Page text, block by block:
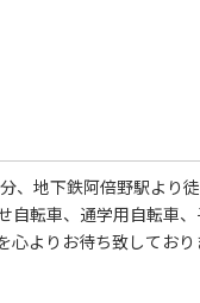
、地下鉄阿倍野駅より
自転車、通学用自転車
よりお待ち致しており